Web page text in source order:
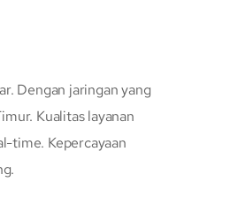
Dengan jaringan yang
Kualitas layanan
time. Kepercayaan